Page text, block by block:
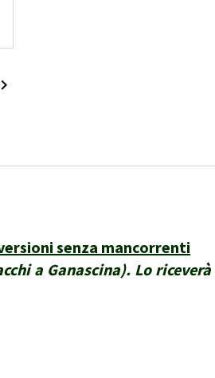

senza mancorrenti
a Ganascina). Lo